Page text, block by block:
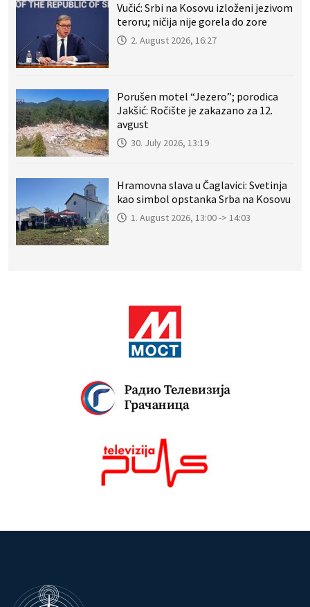
Vučić: Srbi na Kosovu izloženi jezivom
teroru; ničija nije gorela do zore
2. August 2026, 16:27
Porušen motel “Jezero”; porodica
Jakšić: Ročište je zakazano za 12.
avgust
30. July 2026, 13:19
Hramovna slava u Čaglavici: Svetinja
kao simbol opstanka Srba na Kosovu
1. August 2026, 13:00 -> 14:03